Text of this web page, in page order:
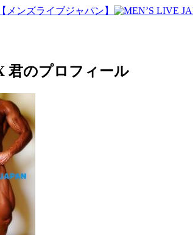
メンズライブジャパン】
君のプロフィール